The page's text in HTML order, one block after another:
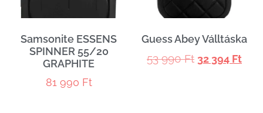
Samsonite ESSENS
SPINNER 55/20
GRAPHITE
81 990 Ft
Guess Abey Válltáska
53 990Ft 32 394 Ft